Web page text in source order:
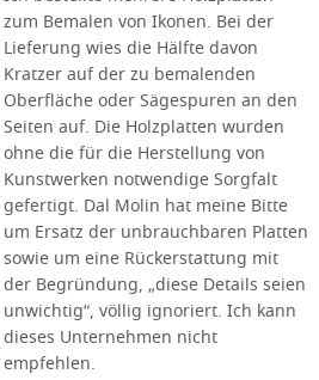
zum Bemalen von Ikonen. Bei der
Lieferung wies die Hälfte davon
Kratzer auf der zu bemalenden
Oberfläche oder Sägespuren an den
Seiten auf. Die Holzplatten wurden
ohne die für die Herstellung von
Kunstwerken notwendige Sorgfalt
gefertigt. Dal Molin hat meine Bitte
um Ersatz der unbrauchbaren Platten
sowie um eine Rückerstattung mit
der Begründung, „diese Details seien
unwichtig“, völlig ignoriert. Ich kann
dieses Unternehmen nicht
empfehlen.